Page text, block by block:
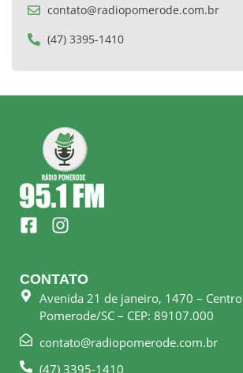
contato@radiopomerode.com.br
(47) 3395-1410
F
a
e
b
o
k
I
n
t
a
g
r
a
m
CONTATO
Avenida 21 de janeiro, 1470 – Centro
Pomerode/SC – CEP: 89107.000
contato@radiopomerode.com.br
(47) 3395-1410